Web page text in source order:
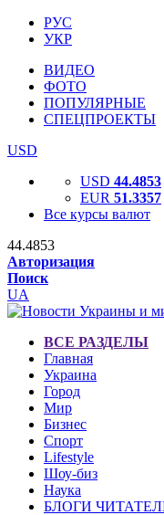
РУС
УКР
ВИДЕО
ФОТО
ПОПУЛЯРНЫЕ
СПЕЦПРОЕКТЫ
USD
USD 44.4853
EUR 51.3357
Все курсы валют
44.4853
Авторизация
Поиск
UA
ВСЕ РАЗДЕЛЫ
Главная
Украина
Город
Мир
Бизнес
Спорт
Lifestyle
Шоу-биз
Наука
БЛОГИ